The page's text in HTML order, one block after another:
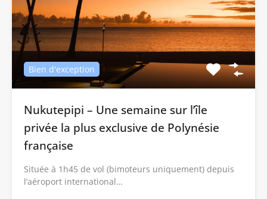
Bien d'exception
Nukutepipi – Une semaine sur l’île
privée la plus exclusive de Polynésie
française
Située à 1h45 de vol (bimoteurs uniquement) depuis
l’aéroport international…